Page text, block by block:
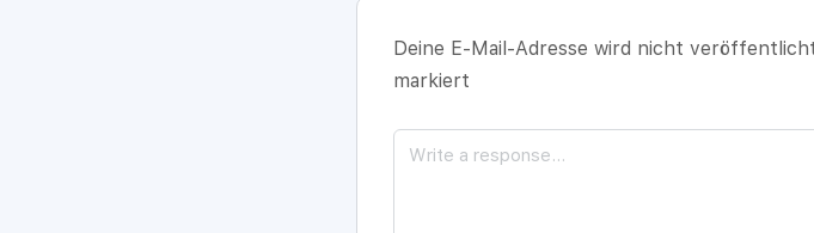
Deine E-Mail-Adresse wird nicht
markiert